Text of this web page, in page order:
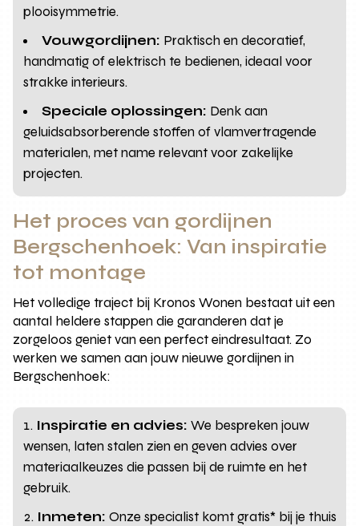
plooisymmetrie.
Vouwgordijnen: Praktisch en decoratief,
handmatig of elektrisch te bedienen, ideaal voor
strakke interieurs.
Speciale oplossingen: Denk aan
geluidsabsorberende stoffen of vlamvertragende
materialen, met name relevant voor zakelijke
projecten.
Het proces van gordijnen
Bergschenhoek: Van inspiratie
tot montage
Het volledige traject bij Kronos Wonen bestaat uit een
aantal heldere stappen die garanderen dat je
zorgeloos geniet van een perfect eindresultaat. Zo
werken we samen aan jouw nieuwe gordijnen in
Bergschenhoek:
Inspiratie en advies: We bespreken jouw
wensen, laten stalen zien en geven advies over
materiaalkeuzes die passen bij de ruimte en het
gebruik.
Inmeten: Onze specialist komt gratis* bij je thuis